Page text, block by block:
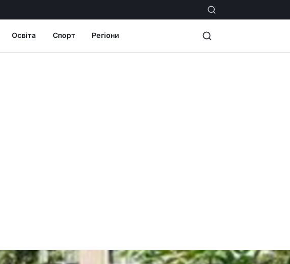
Освіта Спорт Регіони